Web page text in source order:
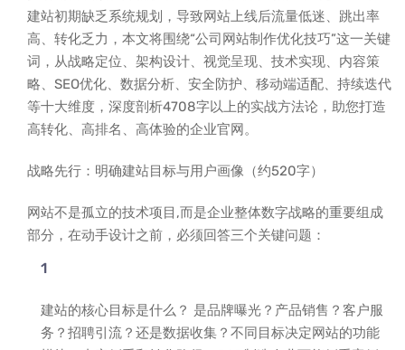
建站初期缺乏系统规划，导致网站上线后流量低迷、跳出率
高、转化乏力，本文将围绕“公司网站制作优化技巧”这一关键
词，从战略定位、架构设计、视觉呈现、技术实现、内容策
略、SEO优化、数据分析、安全防护、移动端适配、持续迭代
等十大维度，深度剖析4708字以上的实战方法论，助您打造
高转化、高排名、高体验的企业官网。
战略先行：明确建站目标与用户画像（约520字）
网站不是孤立的技术项目,而是企业整体数字战略的重要组成
部分，在动手设计之前，必须回答三个关键问题：
建站的核心目标是什么？ 是品牌曝光？产品销售？客户服
务？招聘引流？还是数据收集？不同目标决定网站的功能